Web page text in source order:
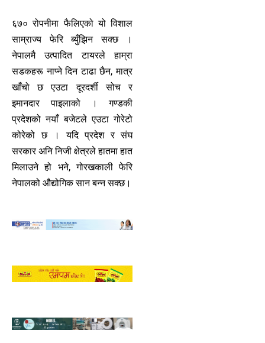
६७० रोपनीमा फैलिएको यो विशाल
साम्राज्य फेरि ब्युँझिन सक्छ ।
नेपालमै उत्पादित टायरले हाम्रा
सडकहरू नाप्ने दिन टाढा छैन, मात्र
खाँचो छ एउटा दूरदर्शी सोच र
इमानदार पाइलाको । गण्डकी
प्रदेशको नयाँ बजेटले एउटा गोरेटो
कोरेको छ । यदि प्रदेश र संघ
सरकार अनि निजी क्षेत्रले हातमा हात
मिलाउने हो भने, गोरखकाली फेरि
नेपालको औद्योगिक सान बन्न सक्छ।